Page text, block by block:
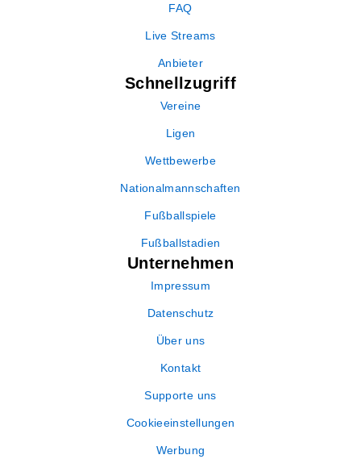
FAQ
Live Streams
Anbieter
Schnellzugriff
Vereine
Ligen
Wettbewerbe
Nationalmannschaften
Fußballspiele
Fußballstadien
Unternehmen
Impressum
Datenschutz
Über uns
Kontakt
Supporte uns
Cookieeinstellungen
Werbung